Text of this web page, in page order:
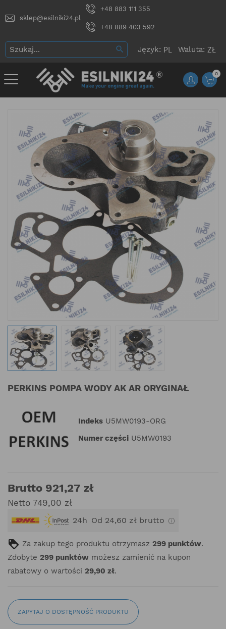
sklep@esilniki24.pl
+48 883 111 355
+48 889 403 592
Język: Waluta:
0
PERKINS POMPA WODY AK AR ORYGINAŁ
Indeks U5MW0193-ORG
Numer części U5MW0193
Brutto 921,27 zł
Netto 749,00 zł
24h Od 24,60 zł brutto
Za zakup tego produktu otrzymasz 299 punktów.
Zdobyte 299 punktów możesz zamienić na kupon
rabatowy o wartości 29,90 zł.
ZAPYTAJ O DOSTĘPNOŚĆ PRODUKTU